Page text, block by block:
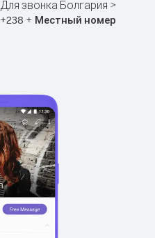
Для звонка Болгария >
+238 + Местный номер